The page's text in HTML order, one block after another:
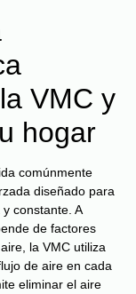
VMC y
hogar
comúnmente
diseñado para
constante. A
de factores
la VMC utiliza
de aire en cada
eliminar el aire